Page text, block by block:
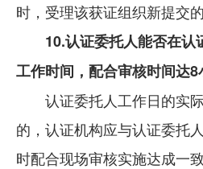
时，受理该获证组织新提交的
10.认证委托人能否在
工作时间，配合审核时间达8
认证委托人工作日的实
的，认证机构应与认证委托
时配合现场审核实施达成一